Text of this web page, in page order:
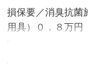
損保要／消臭抗
用具）０．８万
００円 室内清
４（月額） １